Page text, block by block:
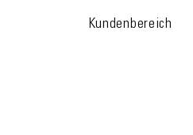
Kundenbereich